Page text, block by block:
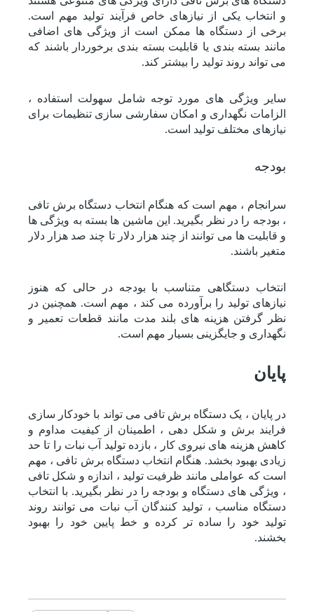
و انتخاب یکی از نیازهای خاص فرآیند تولید مهم است.
برخی از دستگاه ها ممکن است از ویژگی های اضافی
مانند بسته بندی یا قابلیت بسته بندی برخوردار باشند که
می تواند روند تولید را بیشتر کند.
سایر ویژگی های مورد توجه شامل سهولت استفاده ،
الزامات نگهداری و امکان سفارشی سازی تنظیمات برای
نیازهای مختلف تولید است.
بودجه
سرانجام ، مهم است که هنگام انتخاب دستگاه برش تافی
، بودجه را در نظر بگیرید. این ماشین ها بسته به ویژگی ها
و قابلیت ها می توانند از چند هزار دلار تا چند صد هزار دلار
متغیر باشند.
انتخاب دستگاهی متناسب با بودجه در حالی که هنوز
نیازهای تولید را برآورده می کند ، مهم است. همچنین در
نظر گرفتن هزینه های بلند مدت مانند قطعات تعمیر و
نگهداری و جایگزینی بسیار مهم است.
پایان
در پایان ، یک دستگاه برش تافی می تواند با خودکار سازی
فرایند برش و شکل دهی ، اطمینان از کیفیت مداوم و
کاهش هزینه های نیروی کار ، بازده تولید آب نبات را تا حد
زیادی بهبود بخشد. هنگام انتخاب دستگاه برش تافی ، مهم
است که عواملی مانند ظرفیت تولید ، اندازه و شکل تافی
، ویژگی های دستگاه و بودجه را در نظر بگیرید. با انتخاب
دستگاه مناسب ، تولید کنندگان آب نبات می توانند روند
تولید خود را ساده تر کرده و خط پایین خود را بهبود
بخشند.